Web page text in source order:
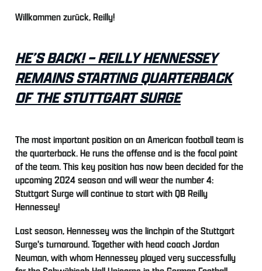
Willkommen zurück, Reilly!
HE’S BACK! – REILLY HENNESSEY
REMAINS STARTING QUARTERBACK
OF THE STUTTGART SURGE
The most important position on an American football team is
the quarterback. He runs the offense and is the focal point
of the team. This key position has now been decided for the
upcoming 2024 season and will wear the number 4:
Stuttgart Surge will continue to start with QB Reilly
Hennessey!
Last season, Hennessey was the linchpin of the Stuttgart
Surge's turnaround. Together with head coach Jordan
Neuman, with whom Hennessey played very successfully